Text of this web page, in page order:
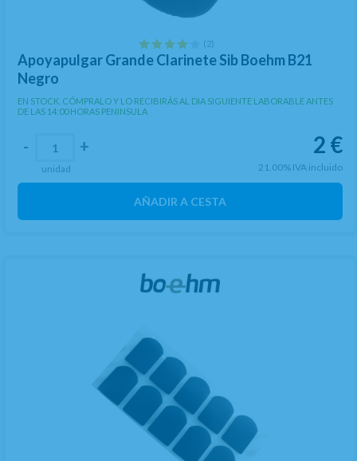
(2)
Apoyapulgar Grande Clarinete Sib Boehm B21
Negro
EN STOCK. CÓMPRALO Y LO RECIBIRÁS AL DIA SIGUIENTE LABORABLE ANTES
DE LAS 14:00 HORAS PENINSULA
2 €
21.00% IVA incluido
- +
unidad
AÑADIR A CESTA